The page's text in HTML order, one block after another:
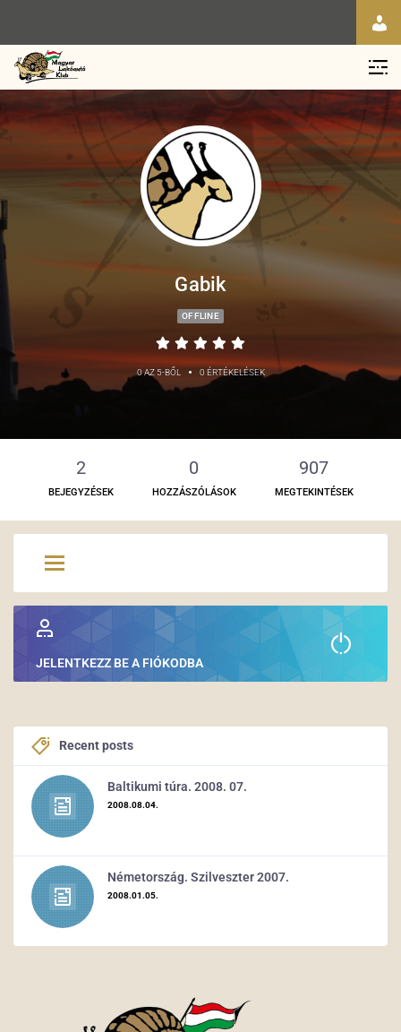
Gabik
OFFLINE
0 AZ 5-BŐL • 0 ÉRTÉKELÉSEK
2
BEJEGYZÉSEK
0
HOZZÁSZÓLÁSOK
907
MEGTEKINTÉSEK
JELENTKEZZ BE A FIÓKODBA
Recent posts
Baltikumi túra. 2008. 07.
2008.08.04.
Németország. Szilveszter 2007.
2008.01.05.